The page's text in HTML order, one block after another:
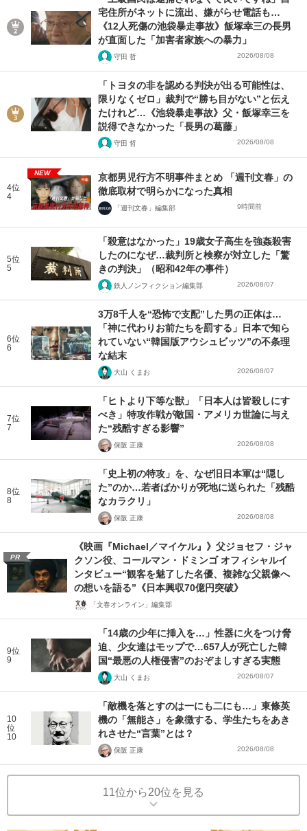
宅住所がネットに流出、嫌がらせ電話も…
《12人死傷の池袋暴走事故》飯塚幸三の長男
が直面した「加害者家族への暴力」
守田 哲 2026/08/08
「トヨタの非を認める判決が出る可能性は、
限りなくゼロ」裁判で“勝ち目がない”と伝え
たけれど…《池袋暴走事故》父・飯塚幸三を
説得できなかった「長男の葛藤」
守田 哲 2026/08/08
4位
4
NEW
京都男児行方不明事件まとめ 「週刊文春」の
徹底取材で明らかになった真相
「週刊文春」編集部 9時間前
5位
5
「殺意はなかった」19歳女子高生を強姦殺害
したのになぜ…裁判所と検察が対立した「驚
きの判決」（昭和42年の事件）
鉄人ノンフィクション編集部 2026/08/07
6位
6
3万8千人を“恐怖で支配”した男の正体は…
「神に代わりお前たちを罰する」日本で知ら
れていない“韓国版アウシュビッツ”の不条理
な結末
大山 くまお 2026/08/07
7位
7
「ヒトより下等な獣」「日本人は皆殺しにす
べき」特攻作戦が敵国・アメリカ世論に与え
た“残酷すぎる影響”
保阪 正康 2026/08/08
8位
8
「史上初の特攻」を、なぜ旧日本軍は“隠し
た”のか…若者ばかりが死地に送られた「残酷
なカラクリ」
保阪 正康 2026/08/08
PR
《映画『Michael／マイケル』》父ジョセフ・ジャ
クソン役、コールマン・ドミンゴ オフィシャルイ
ンタビュー“観客を魅了した名優、複雑な父親像へ
の想いを語る”《日本興収70億円突破》
「文春オンライン」編集部
9位
9
「14歳の少年に挿入を…」性器に火をつけ脅
迫、少女達はモップで…657人が死亡した韓
国“最悪の人権侵害”のおぞましすぎる実態
大山 くまお 2026/08/07
10
位
10
「敵機を落とすのは一にも二にも…」東條英
機の「無能さ」を象徴する、学生たちをあき
れさせた“言葉”とは？
保阪 正康 2026/08/08
11位から20位を見る